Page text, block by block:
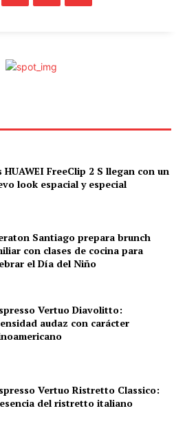
HUAWEI FreeClip 2 S llegan con un
look espacial y especial
Santiago prepara brunch
con clases de cocina para
el Día del Niño
Vertuo Diavolitto:
audaz con carácter
Vertuo Ristretto Classico:
del ristretto italiano